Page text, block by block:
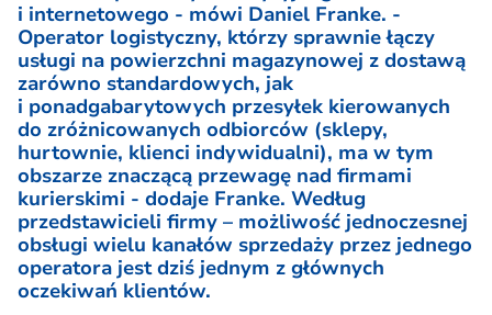
i internetowego - mówi Daniel Franke. -
Operator logistyczny, którzy sprawnie łączy
usługi na powierzchni magazynowej z dostawą
zarówno standardowych, jak
i ponadgabarytowych przesyłek kierowanych
do zróżnicowanych odbiorców (sklepy,
hurtownie, klienci indywidualni), ma w tym
obszarze znaczącą przewagę nad firmami
kurierskimi - dodaje Franke. Według
przedstawicieli firmy – możliwość jednoczesnej
obsługi wielu kanałów sprzedaży przez jednego
operatora jest dziś jednym z głównych
oczekiwań klientów.